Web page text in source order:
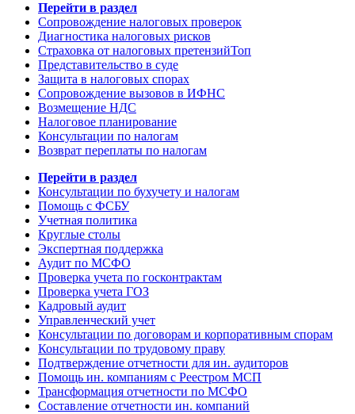
Перейти в раздел
Сопровождение налоговых проверок
Диагностика налоговых рисков
Страховка от налоговых претензийТоп
Представительство в суде
Защита в налоговых спорах
Сопровождение вызовов в ИФНС
Возмещение НДС
Налоговое планирование
Консультации по налогам
Возврат переплаты по налогам
Перейти в раздел
Консультации по бухучету и налогам
Помощь с ФСБУ
Учетная политика
Круглые столы
Экспертная поддержка
Аудит по МСФО
Проверка учета по госконтрактам
Проверка учета ГОЗ
Кадровый аудит
Управленческий учет
Консультации по договорам и корпоративным спорам
Консультации по трудовому праву
Подтверждение отчетности для ин. аудиторов
Помощь ин. компаниям с Реестром МСП
Трансформация отчетности по МСФО
Составление отчетности ин. компаний